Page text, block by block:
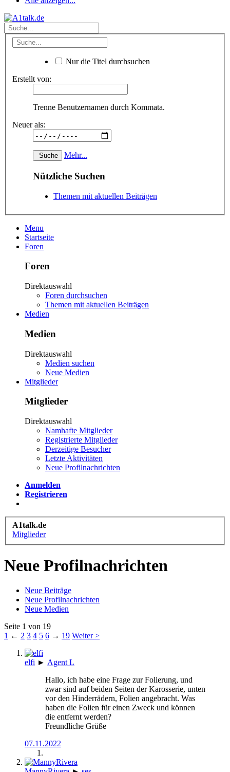
Nur die Titel durchsuchen
Erstellt von:
Trenne Benutzernamen durch Kommata.
Neuer als:
Mehr...
Nützliche Suchen
Themen mit aktuellen Beiträgen
Menu
Startseite
Foren
Foren
Direktauswahl
Foren durchsuchen
Themen mit aktuellen Beiträgen
Medien
Medien
Direktauswahl
Medien suchen
Neue Medien
Mitglieder
Mitglieder
Direktauswahl
Namhafte Mitglieder
Registrierte Mitglieder
Derzeitige Besucher
Letzte Aktivitäten
Neue Profilnachrichten
Anmelden
Registrieren
A1talk.de
Mitglieder
Neue Profilnachrichten
Neue Beiträge
Neue Profilnachrichten
Neue Medien
Seite 1 von 19
1 ← 2 3 4 5 6 → 19 Weiter >
elfi ► Agent L
Hallo, ich habe eine Frage zur Folierung, und
zwar sind auf beiden Seiten der Karosserie, unten
vor den Hinderrädern, Folien angebracht. Was
haben die Folien für einen Zweck und können
die entfernt werden?
Freundliche Grüße
07.11.2022